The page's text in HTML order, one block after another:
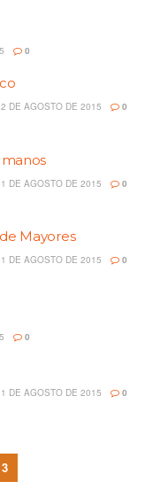
0
2 DE AGOSTO DE 2015 0
1 DE AGOSTO DE 2015 0
Mayores
1 DE AGOSTO DE 2015 0
0
1 DE AGOSTO DE 2015 0
3